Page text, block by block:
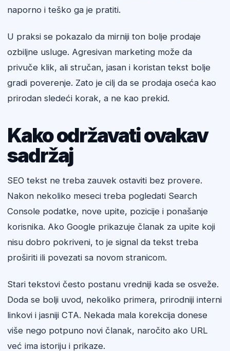
naporno i teško ga je pratiti.
U praksi se pokazalo da mirniji ton bolje prodaje
ozbiljne usluge. Agresivan marketing može da
privuče klik, ali stručan, jasan i koristan tekst bolje
gradi poverenje. Zato je cilj da se prodaja oseća kao
prirodan sledeći korak, a ne kao prekid.
Kako održavati ovakav
sadržaj
SEO tekst ne treba zauvek ostaviti bez provere.
Nakon nekoliko meseci treba pogledati Search
Console podatke, nove upite, pozicije i ponašanje
korisnika. Ako Google prikazuje članak za upite koji
nisu dobro pokriveni, to je signal da tekst treba
proširiti ili povezati sa novom stranicom.
Stari tekstovi često postanu vredniji kada se osveže.
Doda se bolji uvod, nekoliko primera, prirodniji interni
linkovi i jasniji CTA. Nekada mala korekcija donese
više nego potpuno novi članak, naročito ako URL
već ima istoriju i prikaze.